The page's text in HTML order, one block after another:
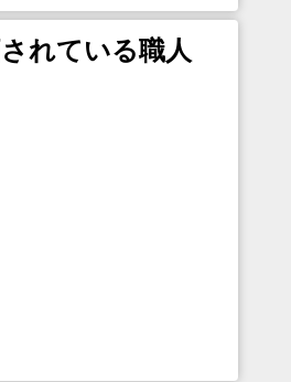
れている職人